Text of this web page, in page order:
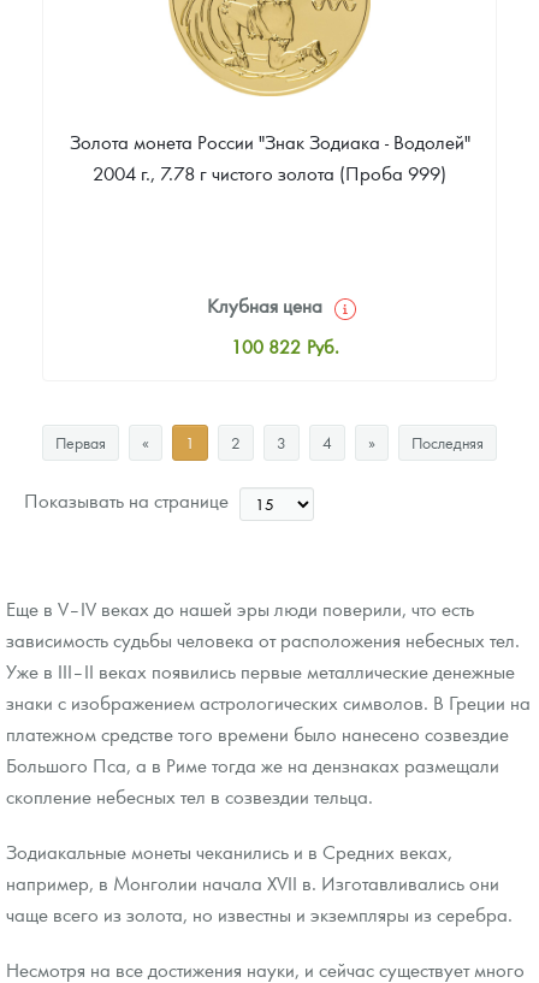
Золота монета России "Знак Зодиака - Водолей"
2004 г., 7.78 г чистого золота (Проба 999)
Клубная цена
100 822 Руб.
101 739 Руб.
Цена выкупа
88 907 Руб.
Первая « 1 2 3 4 » Последняя
Показывать на странице
Еще в V–IV веках до нашей эры люди поверили, что есть
зависимость судьбы человека от расположения небесных тел.
Уже в III–II веках появились первые металлические денежные
знаки с изображением астрологических символов. В Греции на
платежном средстве того времени было нанесено созвездие
Большого Пса, а в Риме тогда же на дензнаках размещали
скопление небесных тел в созвездии тельца.
Зодиакальные монеты чеканились и в Средних веках,
например, в Монголии начала XVII в. Изготавливались они
чаще всего из золота, но известны и экземпляры из серебра.
Несмотря на все достижения науки, и сейчас существует много